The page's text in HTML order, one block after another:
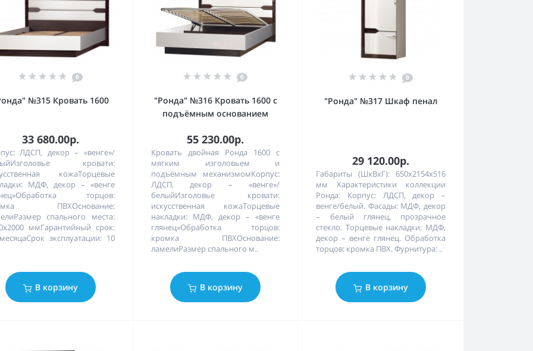
0
№315 Кровать 1600
33 680.00р.
ЛДСП, декор – «венге»/
кровати:
кожаТорцевые
МДФ, декор – «венге
торцов:
ПВХОснование:
спального места:
ммГарантийный срок:
эксплуатации: 10
В корзину
0
"Ронда" №316 Кровать 1600 с
подъёмным основанием
55 230.00р.
Кровать двойная Ронда 1600 с
мягким изголовьем и
подъёмным механизмомКорпус:
ЛДСП, декор – «венге»/
белыйИзголовье кровати:
искусственная кожаТорцевые
накладки: МДФ, декор – «венге
глянец»Обработка торцов:
кромка ПВХОснование:
ламелиРазмер спального м..
В корзину
0
"Ронда" №317 Шкаф пенал
29 120.00р.
Габариты (ШхВхГ): 650х2154х516
мм Характеристики коллекции
Ронда: Корпус: ЛДСП, декор –
венге/белый. Фасады: МДФ, декор
– белый глянец, прозрачное
стекло. Торцевые накладки: МДФ,
декор – венге глянец. Обработка
торцов: кромка ПВХ. Фурнитура: ..
В корзину